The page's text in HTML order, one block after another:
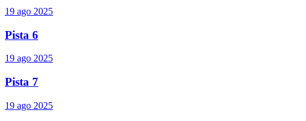
19 ago 2025
Pista 6
19 ago 2025
Pista 7
19 ago 2025